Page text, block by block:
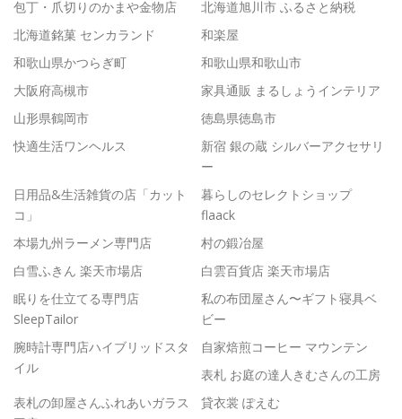
包丁・爪切りのかまや金物店
北海道旭川市 ふるさと納税
北海道銘菓 センカランド
和楽屋
和歌山県かつらぎ町
和歌山県和歌山市
大阪府高槻市
家具通販 まるしょうインテリア
山形県鶴岡市
徳島県徳島市
快適生活ワンヘルス
新宿 銀の蔵 シルバーアクセサリ
ー
日用品&生活雑貨の店「カット
コ」
暮らしのセレクトショップ
flaack
本場九州ラーメン専門店
村の鍛冶屋
白雪ふきん 楽天市場店
白雲百貨店 楽天市場店
眠りを仕立てる専門店
SleepTailor
私の布団屋さん〜ギフト寝具ベ
ビー
腕時計専門店ハイブリッドスタ
イル
自家焙煎コーヒー マウンテン
表札 お庭の達人きむさんの工房
表札の卸屋さんふれあいガラス
貸衣裳 ぽえむ